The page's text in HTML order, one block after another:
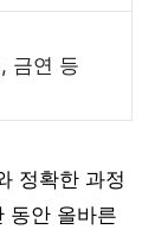
금연 등
정확한 과정
동안 올바른